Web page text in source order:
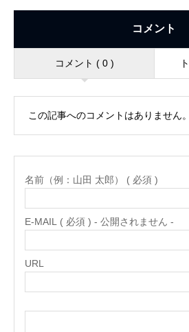
コメント
コメント ( 0 )
この記事へのコメントはありません。
名前（例：山田 太郎） ( 必須 )
E-MAIL ( 必須 ) - 公開されません -
URL